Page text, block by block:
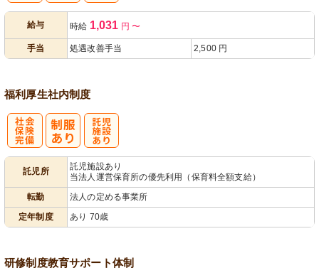
給与 時給 1,031 円 〜
手当 処遇改善手当 2,500 円
福利厚生社内制度
託児所
託児施設あり
当法人運営保育所の優先利用（保育料全額支給）
転勤
法人の定める事業所
定年制度
あり 70歳
研修制度教育サポート体制